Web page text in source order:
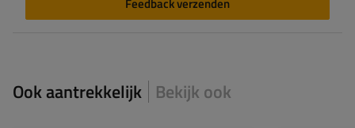
Feedback verzenden
Ook aantrekkelijk Bekijk ook